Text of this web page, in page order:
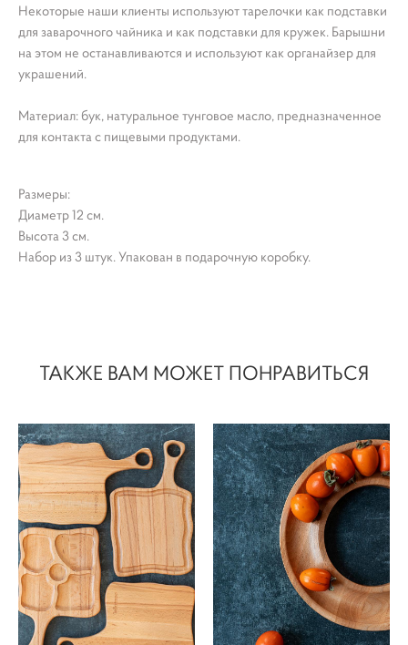
Некоторые наши клиенты используют тарелочки как подставки
для заварочного чайника и как подставки для кружек. Барышни
на этом не останавливаются и используют как органайзер для
украшений.
Материал: бук, натуральное тунговое масло, предназначенное
для контакта с пищевыми продуктами.
Размеры:
Диаметр 12 см.
Высота 3 см.
Набор из 3 штук. Упакован в подарочную коробку.
ТАКЖЕ ВАМ МОЖЕТ ПОНРАВИТЬСЯ